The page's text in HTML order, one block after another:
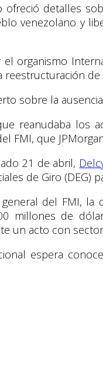
ofreció detalles
venezolano y
organismo
reestructuración de
sobre la
reanudaba los
FMI, que
21 de abril,
de Giro (DEG)
del FMI, la
millones de
un acto con
espera